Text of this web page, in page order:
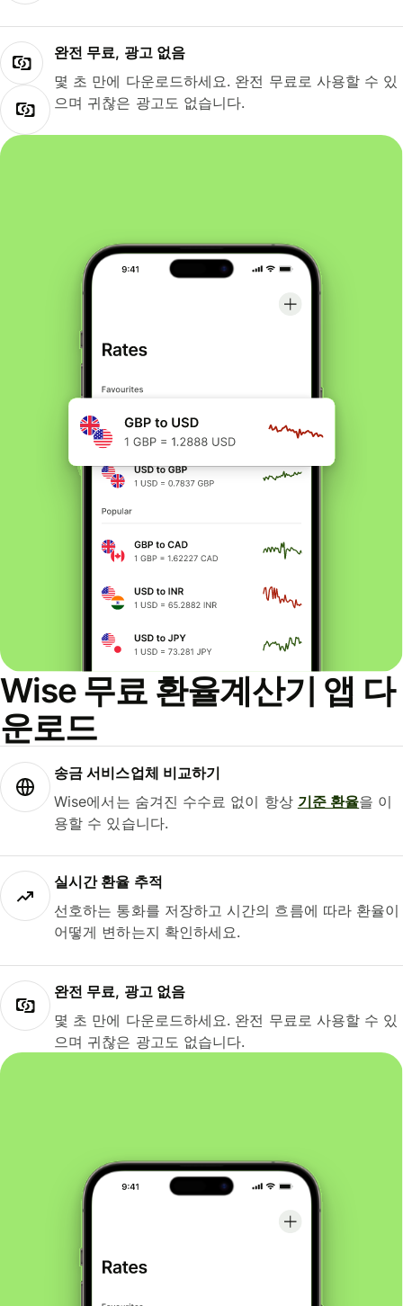
완전 무료, 광고 없음
몇 초 만에 다운로드하세요. 완전 무료로 사용할 수 있
으며 귀찮은 광고도 없습니다.
Wise 무료 환율계산기 앱 다
운로드
송금 서비스업체 비교하기
Wise에서는 숨겨진 수수료 없이 항상 기준 환율을 이
용할 수 있습니다.
실시간 환율 추적
선호하는 통화를 저장하고 시간의 흐름에 따라 환율이
어떻게 변하는지 확인하세요.
완전 무료, 광고 없음
몇 초 만에 다운로드하세요. 완전 무료로 사용할 수 있
으며 귀찮은 광고도 없습니다.